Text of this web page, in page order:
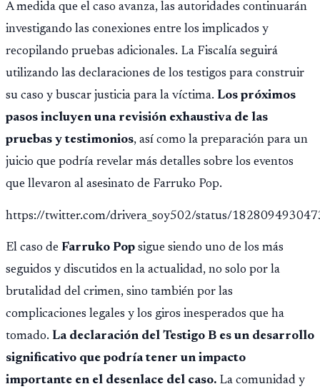
A medida que el caso avanza, las autoridades continuarán
investigando las conexiones entre los implicados y
recopilando pruebas adicionales. La Fiscalía seguirá
utilizando las declaraciones de los testigos para construir
su caso y buscar justicia para la víctima. Los próximos
pasos incluyen una revisión exhaustiva de las
pruebas y testimonios, así como la preparación para un
juicio que podría revelar más detalles sobre los eventos
que llevaron al asesinato de Farruko Pop.
https://twitter.com/drivera_soy502/status/
El caso de Farruko Pop sigue siendo uno de los más
seguidos y discutidos en la actualidad, no solo por la
brutalidad del crimen, sino también por las
complicaciones legales y los giros inesperados que ha
tomado. La declaración del Testigo B es un desarrollo
significativo que podría tener un impacto
importante en el desenlace del caso. La comunidad y